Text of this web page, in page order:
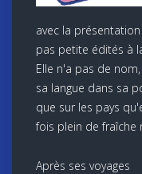
avec la
pas petite édités à
Elle n'a pas de
sa langue dans sa
que sur les pays
fois plein de fraîche
Après ses voyages